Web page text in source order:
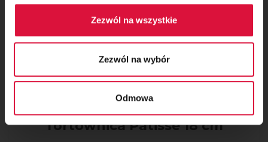
Zezwól na wszystkie
Zezwól na wybór
Odmowa
Tortownica Patisse 18 cm